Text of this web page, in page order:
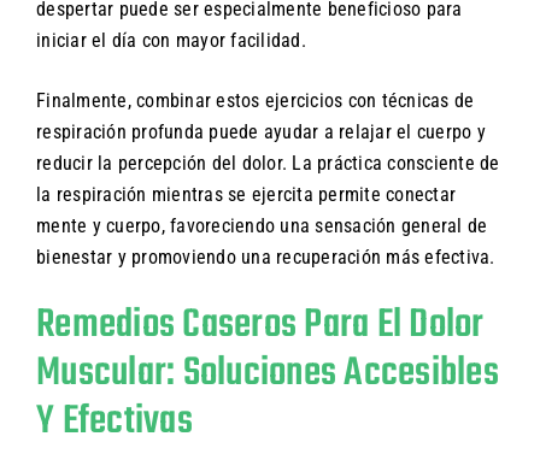
despertar puede ser especialmente beneficioso para
iniciar el día con mayor facilidad.
Finalmente, combinar estos ejercicios con técnicas de
respiración profunda puede ayudar a relajar el cuerpo y
reducir la percepción del dolor. La práctica consciente de
la respiración mientras se ejercita permite conectar
mente y cuerpo, favoreciendo una sensación general de
bienestar y promoviendo una recuperación más efectiva.
Remedios Caseros Para El Dolor
Muscular: Soluciones Accesibles
Y Efectivas